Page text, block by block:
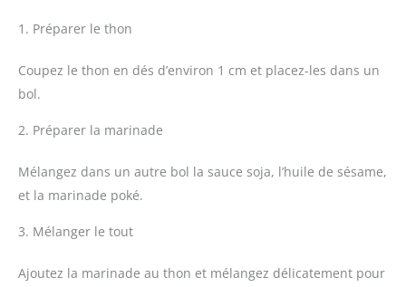
1. Préparer le thon
Coupez le thon en dés d’environ 1 cm et placez-les dans un
bol.
2. Préparer la marinade
Mélangez dans un autre bol la sauce soja, l’huile de sésame,
et la marinade poké.
3. Mélanger le tout
Ajoutez la marinade au thon et mélangez délicatement pour